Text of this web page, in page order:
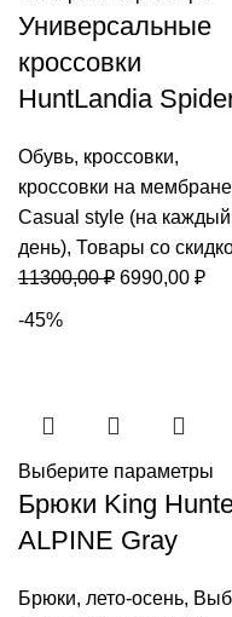
Универсальные
кроссовки
HuntLandia
Обувь, кроссовки,
кроссовки на мембране
Casual style (на каждый
день), Товары со
11300,00₽ 6990,00 ₽
-45%
Выберите параметры
Брюки King
ALPINE Gray
Брюки, лето-осень,